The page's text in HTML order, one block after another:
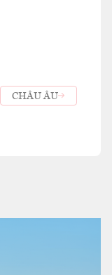
CHÂU ÂU